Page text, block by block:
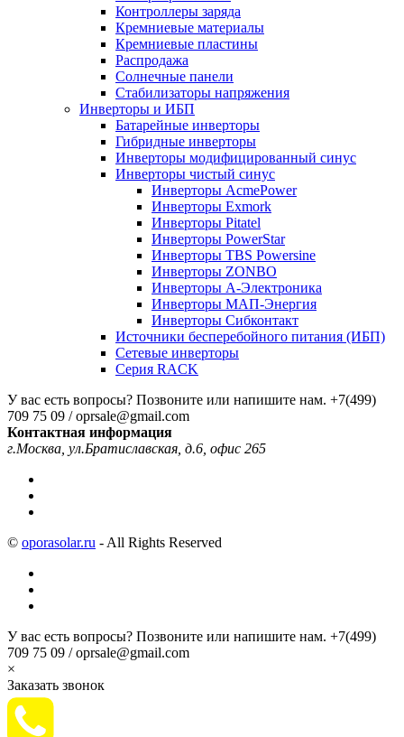
Контроллеры заряда
Кремниевые материалы
Кремниевые пластины
Распродажа
Солнечные панели
Стабилизаторы напряжения
Инверторы и ИБП
Батарейные инверторы
Гибридные инверторы
Инверторы модифицированный синус
Инверторы чистый синус
Инверторы AcmePower
Инверторы Exmork
Инверторы Pitatel
Инверторы PowerStar
Инверторы TBS Powersine
Инверторы ZONBO
Инверторы А-Электроника
Инверторы МАП-Энергия
Инверторы Сибконтакт
Источники бесперебойного питания (ИБП)
Сетевые инверторы
Серия RACK
У вас есть вопросы? Позвоните или напишите нам. +7(499)
709 75 09 / oprsale@gmail.com
Контактная информация
г.Москва, ул.Братиславская, д.6, офис 265
© oporasolar.ru - All Rights Reserved
У вас есть вопросы? Позвоните или напишите нам. +7(499)
709 75 09 / oprsale@gmail.com
×
Заказать звонок